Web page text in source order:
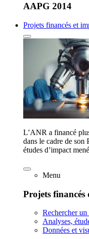
AAPG 2014
Projets financés et
L’ANR a financé
dans le cadre de son
études d’impact
Menu
Projets financés
Rechercher
Analyses,
Données et